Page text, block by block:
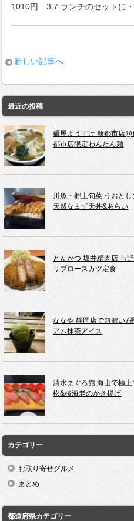
1010円 3.7 ランチのセットに・
新しい記事へ
最近の投稿
麺屋ようすけ 新都市店
都市店限定わんたん麺
川魚・郷土旬菜 うおと
天然なまず天丼&あらい
とんかつ 坂井精肉店 与
リブロースカツ定食
ななや 静岡店で超濃い7
アム抹茶アイス
清水まぐろ館 海山で極上
松&桜海老のかき揚げ
カテゴリー
お取り寄せグルメ
まとめ
都道府県カテゴリー